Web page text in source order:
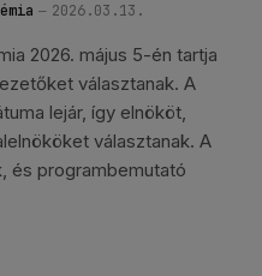
2026.03.13.
2026. május 5-én tartja
választanak. A
lejár, így elnököt,
választanak. A
és programbemutató